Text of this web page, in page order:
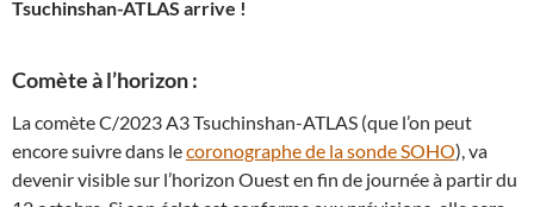
Tsuchinshan-ATLAS arrive !
Comète à l’horizon :
La comète C/2023 A3 Tsuchinshan-ATLAS (que l’on peut
encore suivre dans lecoronographe de la sonde SOHO), va
devenir visible sur l’horizon Ouest en fin de journée à partir du